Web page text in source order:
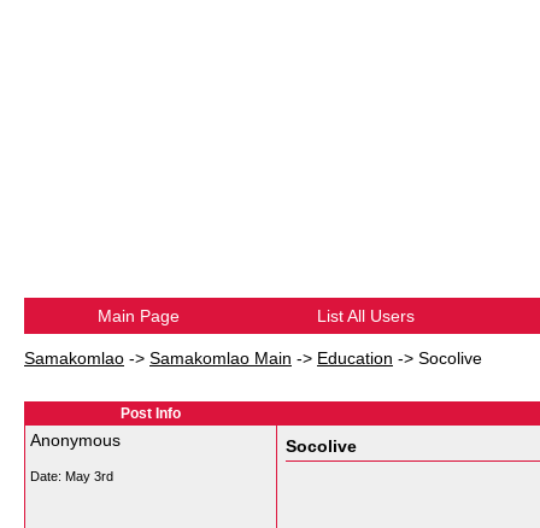
Main Page List All Users
Samakomlao -> Samakomlao Main -> Education -> Socolive
Post Info
Anonymous
Date: May 3rd
Socolive